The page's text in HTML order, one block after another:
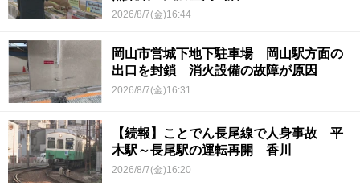
2026/8/7(金)16:44
岡山市営城下地下駐車場 岡山駅方面の
出口を封鎖 消火設備の故障が原因
2026/8/7(金)16:31
【続報】ことでん長尾線で人身事故 平
木駅～長尾駅の運転再開 香川
2026/8/7(金)16:20